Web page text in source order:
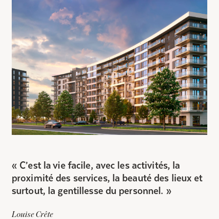
C’est la vie facile, avec les activités, la
proximité des services, la beauté des lieux et
surtout, la gentillesse du personnel.
Louise Crête